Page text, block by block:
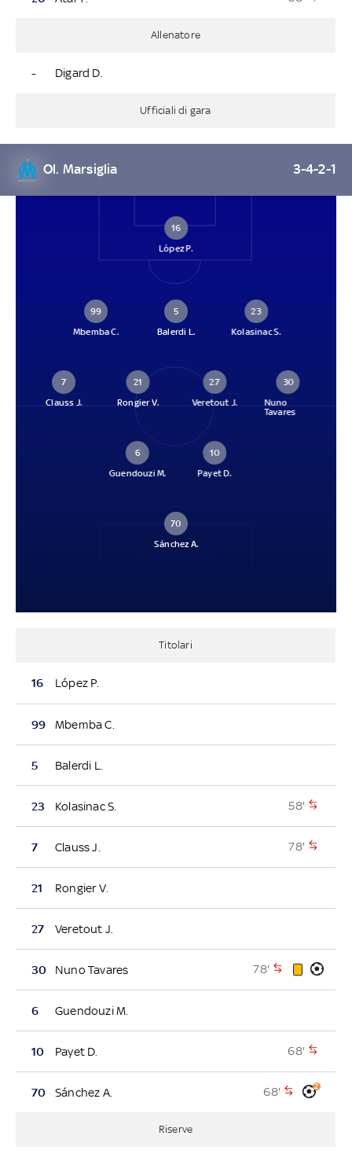
Allenatore
- Digard D.
Ufficiali di gara
Ol. Marsiglia 3-4-2-1
16
López P.
99
Mbemba C.
5
Balerdi L.
23
Kolasinac S.
7
Clauss J.
21
Rongier V.
27
Veretout J.
30
Nuno
Tavares
10
Payet D.
6
Guendouzi M.
70
Sánchez A.
Titolari
16 López P.
99 Mbemba C.
5 Balerdi L.
23 Kolasinac S. 58'
7 Clauss J. 78'
21 Rongier V.
27 Veretout J.
30 Nuno Tavares 78'
6 Guendouzi M.
10 Payet D. 68'
70 Sánchez A. 68' 2
Riserve